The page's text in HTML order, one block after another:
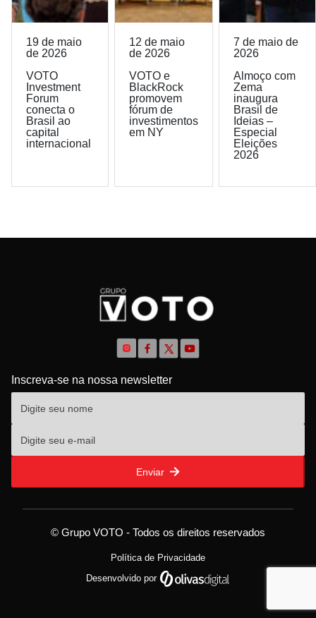
19 de maio
de 2026
VOTO
Investment
Forum
conecta o
Brasil ao
capital
internacional
12 de maio
de 2026
VOTO e
BlackRock
promovem
fórum de
investimentos
em NY
7 de maio de
2026
Almoço com
Zema
inaugura
Brasil de
Ideias –
Especial
Eleições
2026
Inscreva-se na nossa newsletter
Enviar
© Grupo VOTO - Todos os direitos reservados
Política de Privacidade
Desenvolvido por